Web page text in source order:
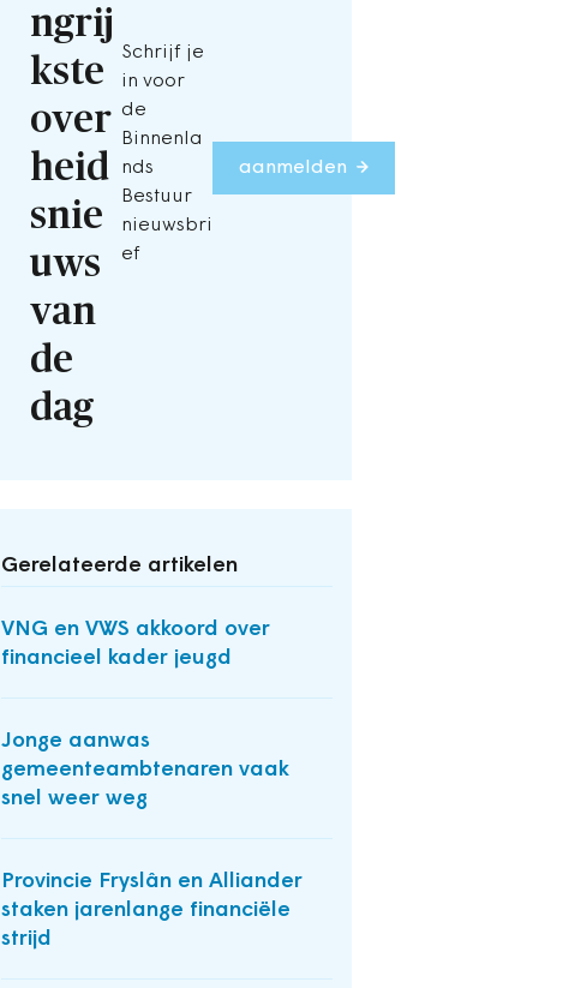
ngrij
kste
over
heid
snie
uws
van
de
dag
Schrijf je
in voor
de
Binnenla
nds
Bestuur
nieuwsbri
ef
aanmelden
Gerelateerde artikelen
VNG en VWS akkoord over
financieel kader jeugd
Jonge aanwas
gemeenteambtenaren vaak
snel weer weg
Provincie Fryslân en Alliander
staken jarenlange financiële
strijd